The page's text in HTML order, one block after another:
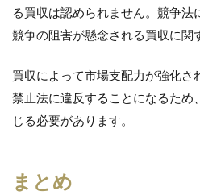
る買収は認められません。競争法
競争の阻害が懸念される買収に関
買収によって市場支配力が強化さ
禁止法に違反することになるため
じる必要があります。
まとめ